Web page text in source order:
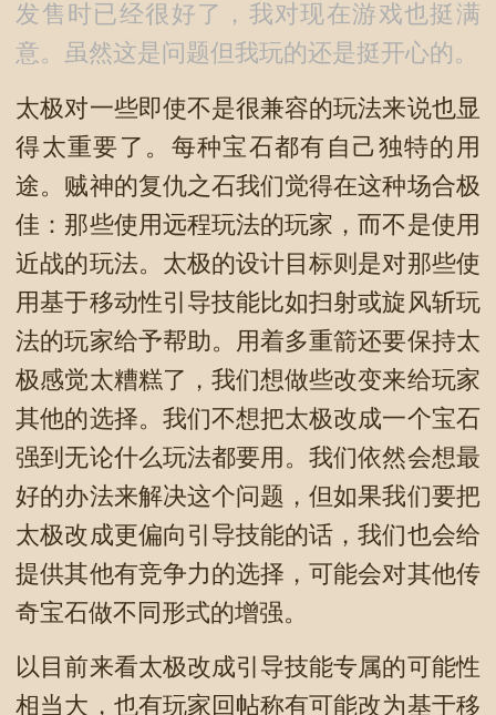
发售时已经很好了，我对现在游戏也挺满
意。虽然这是问题但我玩的还是挺开心的。
太极对一些即使不是很兼容的玩法来说也显
得太重要了。每种宝石都有自己独特的用
途。贼神的复仇之石我们觉得在这种场合极
佳：那些使用远程玩法的玩家，而不是使用
近战的玩法。太极的设计目标则是对那些使
用基于移动性引导技能比如扫射或旋风斩玩
法的玩家给予帮助。用着多重箭还要保持太
极感觉太糟糕了，我们想做些改变来给玩家
其他的选择。我们不想把太极改成一个宝石
强到无论什么玩法都要用。我们依然会想最
好的办法来解决这个问题，但如果我们要把
太极改成更偏向引导技能的话，我们也会给
提供其他有竞争力的选择，可能会对其他传
奇宝石做不同形式的增强。
以目前来看太极改成引导技能专属的可能性
相当大，也有玩家回帖称有可能改为基于移